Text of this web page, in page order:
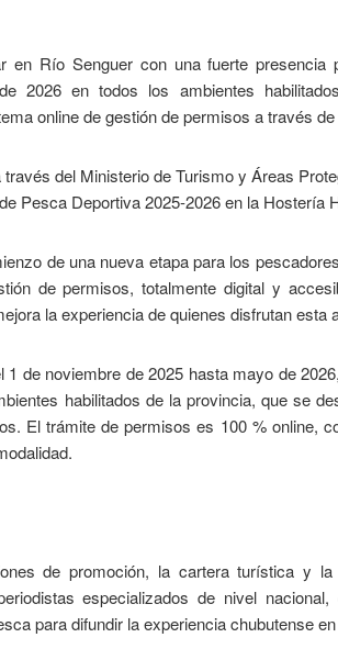
en Río Senguer con una fuerte
2026 en todos los ambientes
online de gestión de permisos a través
través del Ministerio de Turismo y Áreas
Pesca Deportiva 2025-2026 en la Hostería
de una nueva etapa para los
de permisos, totalmente digital y
la experiencia de quienes disfrutan esta
1 de noviembre de 2025 hasta mayo de
habilitados de la provincia, que se
El trámite de permisos es 100 % online,
de promoción, la cartera turística y
especializados de nivel
para difundir la experiencia chubutense